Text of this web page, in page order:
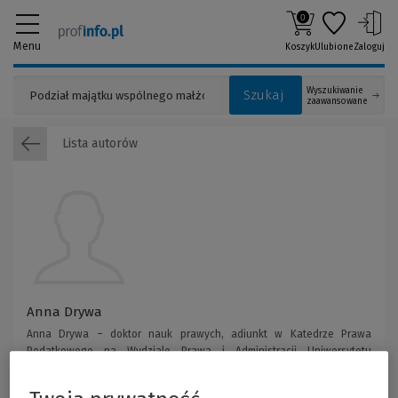
Menu
Szukaj
Wyszukiwanie
zaawansowane
0
KoszykUlubioneZaloguj
Anna Drywa
Anna Drywa – doktor nauk prawych, adiunkt w Katedrze Prawa
Podatkowego na Wydziale Prawa i Administracji Uniwersytetu
Lista autorów